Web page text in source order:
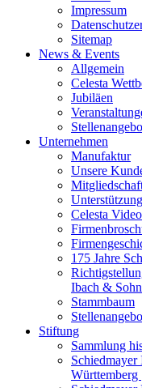
Impressum
Sitemap
News & Events
Allgemein
Celesta
Jubiläen
Unternehmen
Manufaktur
Unsere
Celesta
175 Jahre
Ibach & Sohn
Stammbaum
Stiftung
Sammlung
Schiedmayer
Württemberg